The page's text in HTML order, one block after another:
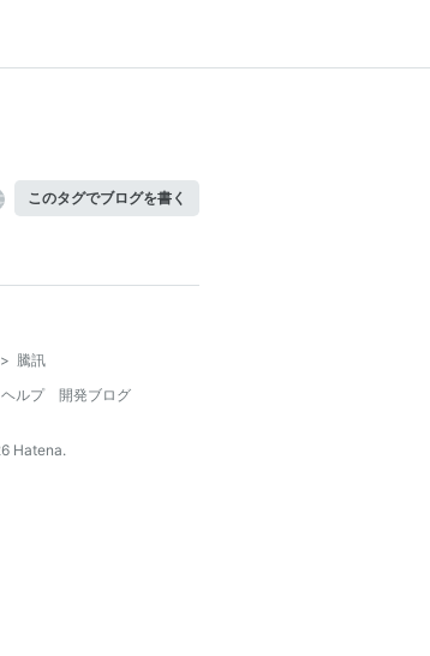
このタグでブログを書く
> 騰訊
ヘルプ
開発ブログ
Hatena.